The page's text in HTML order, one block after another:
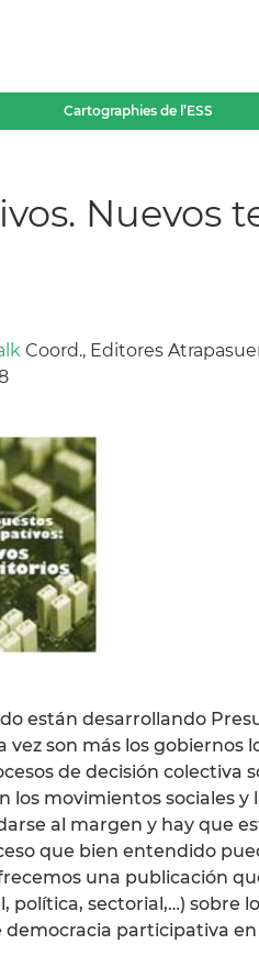
Cartographies de l’ESS
Nuevos
Coord., Editores
están desarrollando
son más los gobiernos
de decisión colectiva
los movimientos sociales y
al margen y hay que
que bien entendido
una publicación
sectorial,…) sobre
participativa